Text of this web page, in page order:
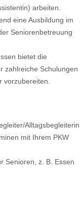
arbeiten.
eine Ausbildung im
Seniorenbetreuung
bietet die
zahlreiche Schulungen
vorzubereiten.
Alltagsbegleiterin
mit Ihrem PKW
Senioren, z. B. Essen